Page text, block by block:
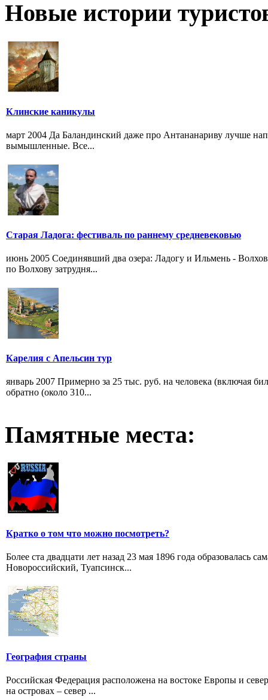
Новые истории
Клинские каникулы
март 2004 Да Баландинский даже про Антананариву лучше
вымышленные. Все...
Старая Ладога: фестиваль по раннему средневековью
июнь 2005 Соединявший два озера: Ладогу и Ильмень -
по Волхову затрудня...
Карелия с Апельсин тур
январь 2007 Примерно за 25 тыс. руб. на человека (включая
обратно (около 310...
Памятные места:
Кратко о том что можно посмотреть?
Более ста двадцати лет назад 23 мая 1896 года образовалась
Новороссийский, Туапсинск...
География страны
Российская Федерация расположена на востоке Европы и
на островах – север ...